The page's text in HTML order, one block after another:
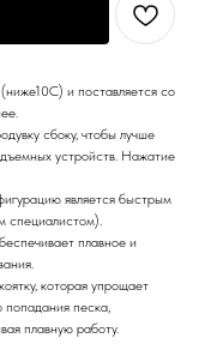
и поставляется со
сбоку, чтобы лучше
устройств. Нажатие
является быстрым
специалистом).
плавное и
которая упрощает
попадания песка,
плавную работу.